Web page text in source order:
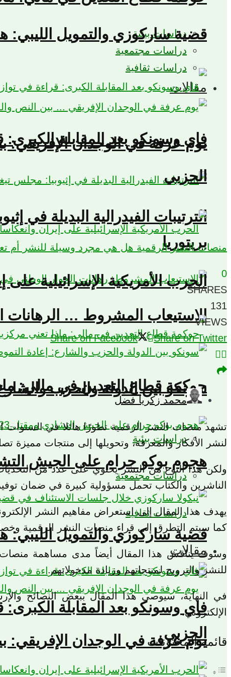
دراسات بيئية
دراسات مجتمعية
دراسات ثقافية
مقالات
يوم عرفة في الوجدان الإفريقي:
الترتيبات الفيدرالية البديلة في
بريتوريا
الاستيعاب المشروط … الرهانات
سونكو بين الدولة والحزب والشارع:
هجوم بوكو حرام على الجيش التشادي ومقتل 23 جنديًا: قراءة في الضغوط
قضية ساركوزي والتمويل الليبي:
فاي وسونكو بعد المقابلة
الحزبي
قضية ساركوزي والتمويل الليبي:
فاي وسونكو بعد المقابلة
الحزبي
الحرب الأمريكية الإسرائيلية على
حوكمة قطاع التعدين في مالي:
دراسات بيئية
دراسات مجتمعية
دراسات ثقافية
مقالات
يوم عرفة في الوجدان الإفريقي:
منصات النشر الرقمية هل هي مجرد وسيلة للنشر أم تعزز
0
SHARES
131
VIEWS
Share on Facebook
Share on Twitter
محمد زكريا فضل
تشهد منصات النشر الرقمية تطورًا هائلا في السنوات
لنشر الأفكار والمعرفة، وتحويلها إلى منتجات مميزة
ولكن هذا النوع من النشر يحتوي على عدد من
الناشرين والكتاب تحمل مسؤولية كبيرة في ضمان
يهدف هذا المقال إلى استعراض مفاهيم النشر
كما سيتم التطرق إلى قراء منصات النشر الرقمية
وسوف يناقش هذا المقال أيضاً مدى مساهمة منصات
للنشر والترويج لمنتجاتهم وزيادة مدخولاتهم.
في النهاية، سيوصي هذا المقال ببعض النصائح
الإلكتروني.
قائمة المحتويات